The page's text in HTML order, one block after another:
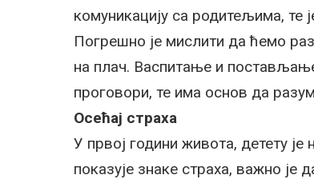
комуникацију са родитељима, те
Погрешно је мислити да ћемо
на плач. Васпитање и
проговори, те има основ да
Осећај страха
У првој години живота, детету је
показује знаке страха, важно је